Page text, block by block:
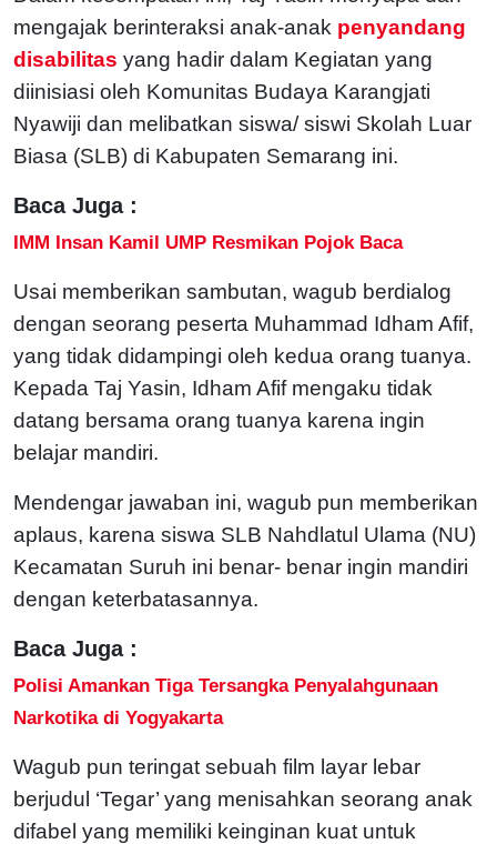
mengajak berinteraksi anak-anak penyandang
disabilitas yang hadir dalam Kegiatan yang
diinisiasi oleh Komunitas Budaya Karangjati
Nyawiji dan melibatkan siswa/ siswi Skolah Luar
Biasa (SLB) di Kabupaten Semarang ini.
Baca Juga :
IMM Insan Kamil UMP Resmikan Pojok Baca
Usai memberikan sambutan, wagub berdialog
dengan seorang peserta Muhammad Idham Afif,
yang tidak didampingi oleh kedua orang tuanya.
Kepada Taj Yasin, Idham Afif mengaku tidak
datang bersama orang tuanya karena ingin
belajar mandiri.
Mendengar jawaban ini, wagub pun memberikan
aplaus, karena siswa SLB Nahdlatul Ulama (NU)
Kecamatan Suruh ini benar- benar ingin mandiri
dengan keterbatasannya.
Baca Juga :
Polisi Amankan Tiga Tersangka Penyalahgunaan
Narkotika di Yogyakarta
Wagub pun teringat sebuah film layar lebar
berjudul ‘Tegar’ yang menisahkan seorang anak
difabel yang memiliki keinginan kuat untuk